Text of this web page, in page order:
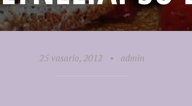
25 vasario, 2012 • admin